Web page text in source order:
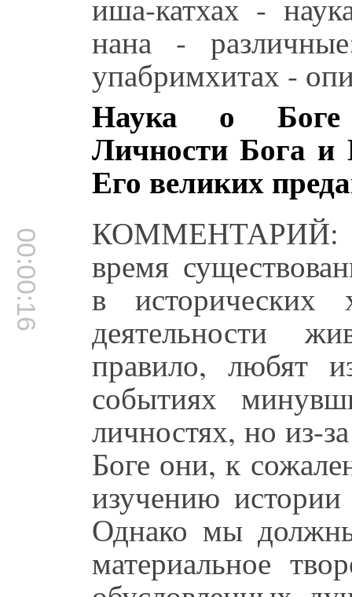
нана -
упабримхитах -
Наука о Боге
Личности Бога и
Его великих
00:00:16 КОММЕНТАРИЙ:
время
в исторических
деятельности
правило, любят
событиях
личностях, но из-
Боге они, к
изучению
Однако мы
материальное